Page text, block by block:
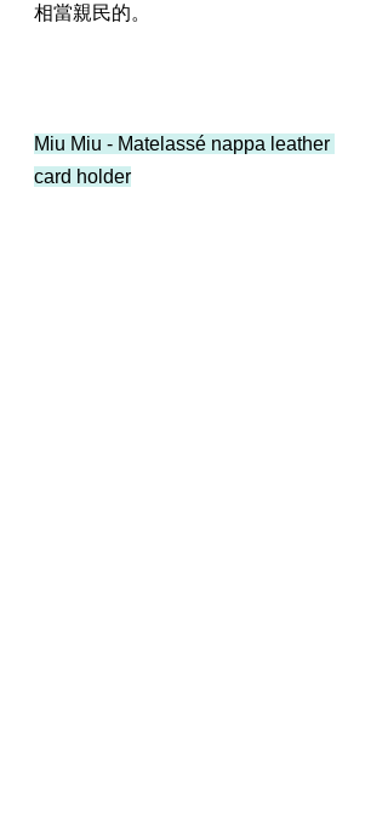
相當親民的。
Miu Miu - Matelassé nappa leather
card holder